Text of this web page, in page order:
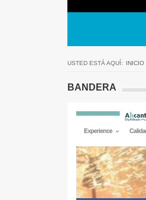
USTED ESTÁ AQUÍ: INICIO
BANDERA